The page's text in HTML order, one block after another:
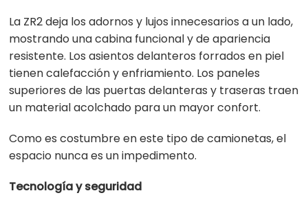
La ZR2 deja los adornos y lujos innecesarios a un lado,
mostrando una cabina funcional y de apariencia
resistente. Los asientos delanteros forrados en piel
tienen calefacción y enfriamiento. Los paneles
superiores de las puertas delanteras y traseras traen
un material acolchado para un mayor confort.
Como es costumbre en este tipo de camionetas, el
espacio nunca es un impedimento.
Tecnología y seguridad